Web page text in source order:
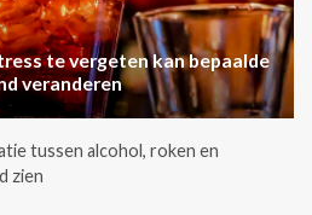
te vergeten kan bepaalde
veranderen
tussen alcohol, roken en
zien